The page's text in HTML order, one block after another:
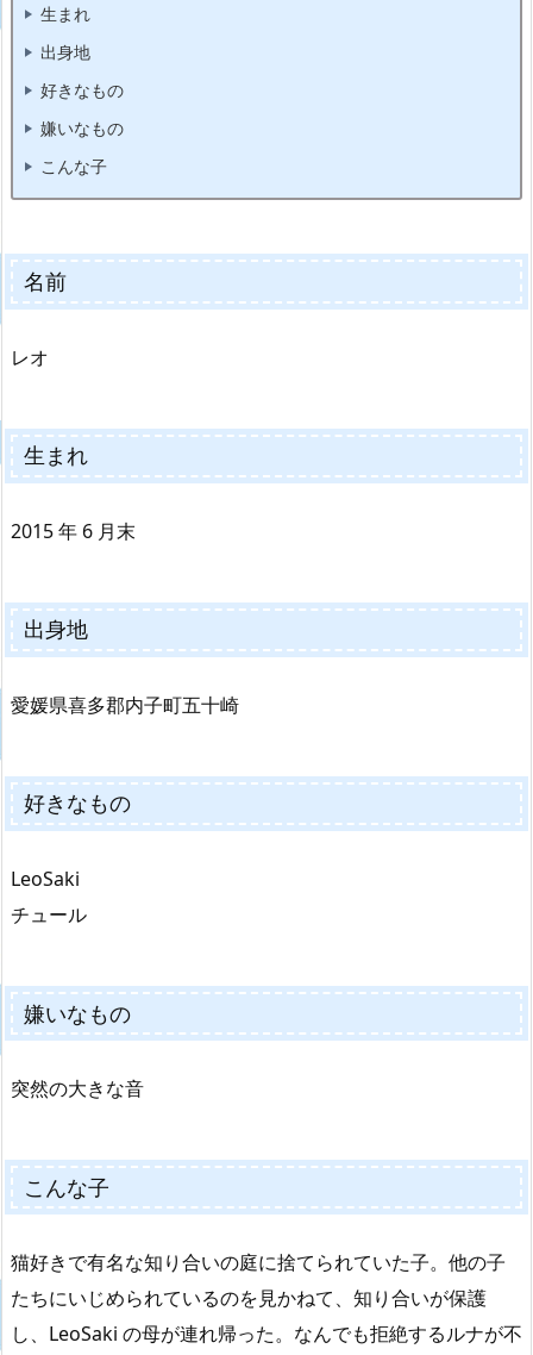
生まれ
出身地
好きなもの
嫌いなもの
こんな子
名前
レオ
生まれ
2015 年 6 月末
出身地
愛媛県喜多郡内子町五十崎
好きなもの
LeoSaki
チュール
嫌いなもの
突然の大きな音
こんな子
猫好きで有名な知り合いの庭に捨てられていた子。他の子
たちにいじめられているのを見かねて、知り合いが保護
し、LeoSaki の母が連れ帰った。なんでも拒絶するルナが不